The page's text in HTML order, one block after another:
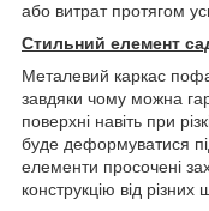
або витрат протягом
Стильний елемент
Металевий каркас
завдяки чому можна
поверхні навіть при
буде деформуватися
елементи просочені
конструкцію від різних